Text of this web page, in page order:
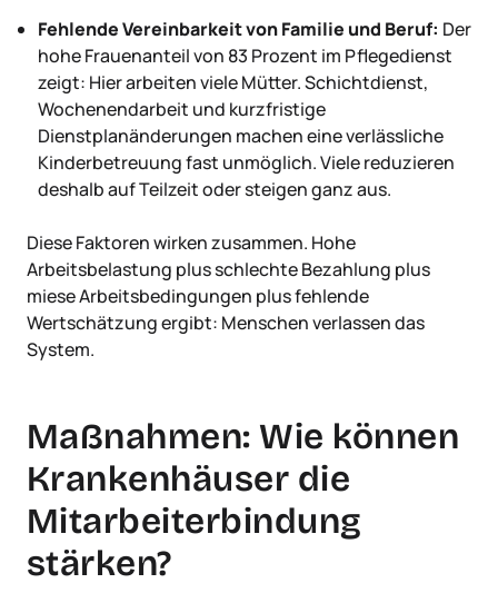
Fehlende Vereinbarkeit von Familie und Beruf: Der
hohe Frauenanteil von 83 Prozent im Pflegedienst
zeigt: Hier arbeiten viele Mütter. Schichtdienst,
Wochenendarbeit und kurzfristige
Dienstplanänderungen machen eine verlässliche
Kinderbetreuung fast unmöglich. Viele reduzieren
deshalb auf Teilzeit oder steigen ganz aus.
Diese Faktoren wirken zusammen. Hohe
Arbeitsbelastung plus schlechte Bezahlung plus
miese Arbeitsbedingungen plus fehlende
Wertschätzung ergibt: Menschen verlassen das
System.
Maßnahmen: Wie können
Krankenhäuser die
Mitarbeiterbindung
stärken?